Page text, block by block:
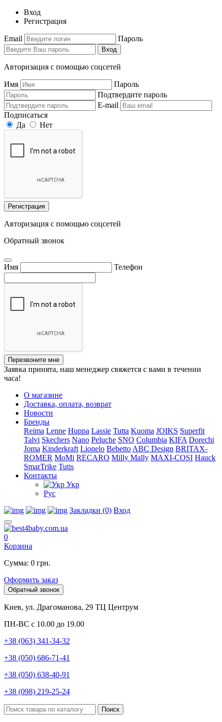
Вход
Регистрация
Email Пароль
Вход
Авторизация с помощью соцсетей
Имя
Пароль
Подтвердите пароль
E-mail
Подписаться
Да
Нет
Регистрация
Авторизация с помощью соцсетей
Обратный звонок
Имя Телефон
Перезвоните мне
Заявка принята, наш менеджер свяжется с вами в течении
часа!
О магазине
Доставка, оплата, возврат
Новости
Бренды
Reima Lenne Huppa Lassie Tutta Kuoma JOIKS Superfit
Talvi Skechers Nano Peluche SNO Columbia KIFA Dorechi
Joma Kinderkraft Lionelo Bebetto ABC Design BRITAX-
ROMER MoMi RECARO Milly Mally MAXI-COSI Hauck
SmarTrike Tutis
Контакты
Укр
Рус
Закладки (0) Вход
0
Корзина
Сумма: 0 грн.
Оформить заказ
Обратный звонок
Киев, ул. Драгоманова, 29 ТЦ Центрум
ПН-ВС с 10.00 до 19.00
+38 (063) 341-34-32
+38 (050) 686-71-41
+38 (050) 638-40-91
+38 (098) 219-25-24
Поиск